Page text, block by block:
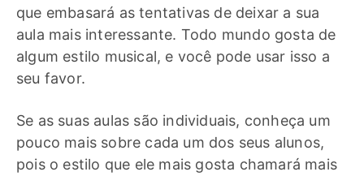
que embasará as tentativas de deixar a sua
aula mais interessante. Todo mundo gosta de
algum estilo musical, e você pode usar isso a
seu favor.
Se as suas aulas são individuais, conheça um
pouco mais sobre cada um dos seus alunos,
pois o estilo que ele mais gosta chamará mais